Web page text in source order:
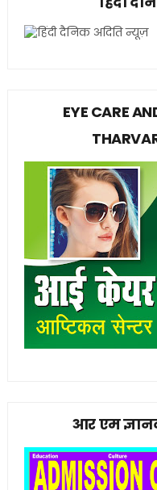
EYE CARE
आर एम